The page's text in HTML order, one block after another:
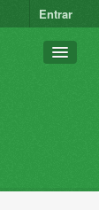
Entrar